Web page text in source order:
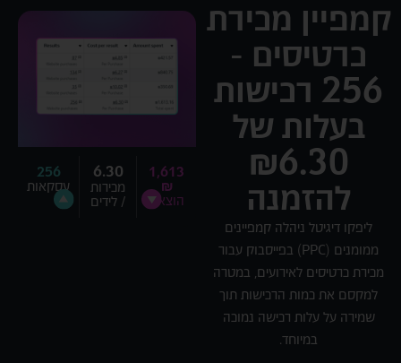
קמפיין מכירת
כרטיסים -
256 רכישות
בעלות של
₪6.30
להזמנה
ליפקו דיגיטל ניהלה קמפיינים
ממומנים (PPC) בפייסבוק עבור
מכירת כרטיסים לאירועים, במטרה
למקסם את כמות הרכישות תוך
שמירה על עלות רכישה נמוכה
במיוחד.
1,613
₪
הוצאה
6.30
מכירות
/ לידים
256
עסקאות